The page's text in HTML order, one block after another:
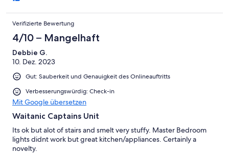
Verifizierte Bewertung
4/10 – Mangelhaft
Debbie G.
10. Dez. 2023
Gut: Sauberkeit und Genauigkeit des Onlineauftritts
Verbesserungswürdig: Check-in
Mit Google übersetzen
Waitanic Captains Unit
Its ok but alot of stairs and smelt very stuffy. Master Bedroom
lights didnt work but great kitchen/appliances. Certainly a
novelty.